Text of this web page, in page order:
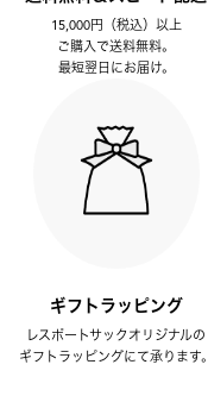
15,000円（税込）以上
ご購入で送料無料。
最短翌日にお届け。
ギフトラッピング
レスポートサックオリジナルの
ギフトラッピングにて承ります。